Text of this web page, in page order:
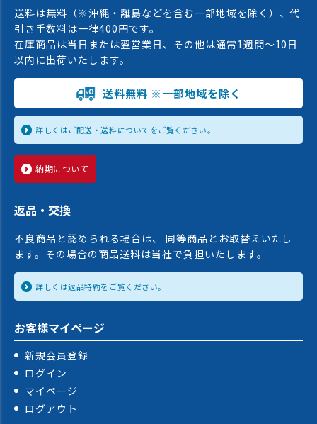
送料は無料（※沖縄・離島などを含む一部地域を除く）、代
引き手数料は一律400円です。
在庫商品は当日または翌営業日、その他は通常1週間〜10日
以内に出荷いたします。
送料無料 ※一部地域を除く
詳しくはご配送・送料についてをご覧ください。
納期について
返品・交換
不良商品と認められる場合は、 同等商品とお取替えいたし
ます。その場合の商品送料は当社で負担いたします。
詳しくは返品特約をご覧ください。
お客様マイページ
新規会員登録
ログイン
マイページ
ログアウト